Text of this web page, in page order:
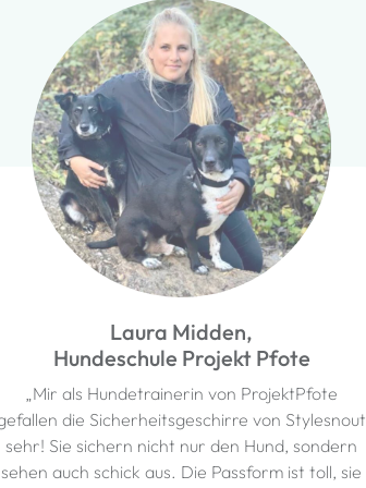
Laura Midden,
Hundeschule Projekt Pfote
„Mir als Hundetrainerin von ProjektPfote
die Sicherheitsgeschirre von Stylesnout
sehr! Sie sichern nicht nur den Hund, sondern
sehen auch schick aus. Die Passform ist toll, sie